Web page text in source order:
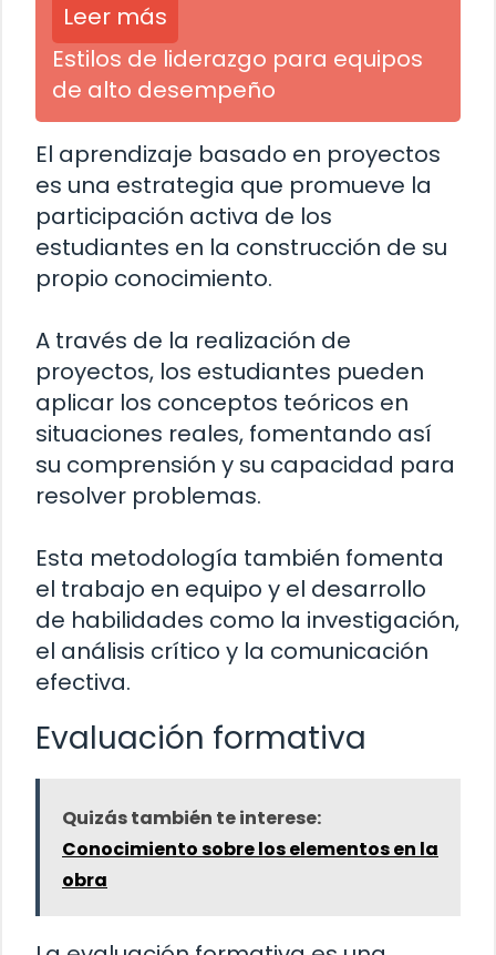
Leer más
Estilos de liderazgo para equipos
de alto desempeño
El aprendizaje basado en proyectos
es una estrategia que promueve la
participación activa de los
estudiantes en la construcción de su
propio conocimiento.
A través de la realización de
proyectos, los estudiantes pueden
aplicar los conceptos teóricos en
situaciones reales, fomentando así
su comprensión y su capacidad para
resolver problemas.
Esta metodología también fomenta
el trabajo en equipo y el desarrollo
de habilidades como la investigación,
el análisis crítico y la comunicación
efectiva.
Evaluación formativa
Quizás también te interese:
Conocimiento sobre los elementos en la
obra